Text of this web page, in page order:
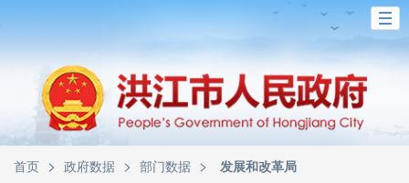
首页 > 政府数据 > 部门数据 > 发展和改革局